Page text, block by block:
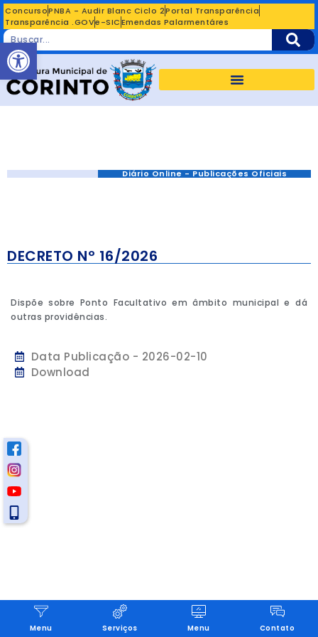
ConcursoPNBA - Audir Blanc Ciclo 2Portal Transparência
Transparência .GOVe-SICEmendas Palarmentáres
Diário Online - Publicações Oficiais
DECRETO Nº 16/2026
Dispõe sobre Ponto Facultativo em âmbito municipal e dá
outras providências.
Data Publicação - 2026-02-10
Download
Menu Serviços Menu Contato
Abrir a barra de ferramentas